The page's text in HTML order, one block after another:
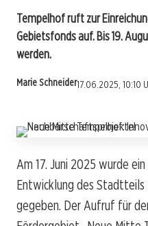
Tempelhof ruft zur
Gebietsfonds auf. Bis 19.
werden.
Marie Schneider17.06.2025, 10:10
Am 17. Juni 2025 wurde
Entwicklung des
gegeben. Der Aufruf für